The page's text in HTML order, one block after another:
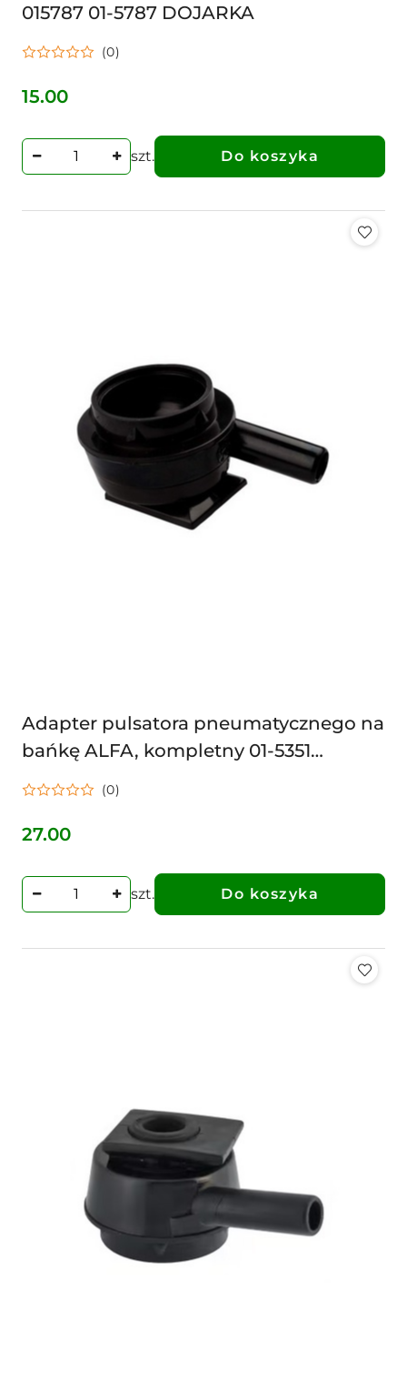
015787 01-5787 DOJARKA
(0)
Cena:
15.00
szt. Do koszyka
Adapter pulsatora pneumatycznego na
bańkę ALFA, kompletny 01-5351
1580AM00008 Adapter pulsatora
(0)
Cena:
27.00
szt. Do koszyka